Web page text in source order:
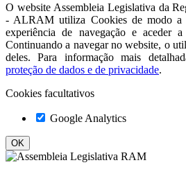
O website Assembleia Legislativa da
- ALRAM utiliza Cookies de modo a
experiência de navegação e aceder
Continuando a navegar no website, o
deles. Para informação mais
proteção de dados e de privacidade.
Cookies facultativos
Google Analytics